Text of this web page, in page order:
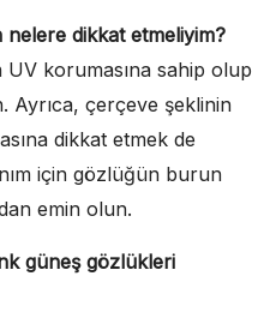
dikkat etmeliyim?
korumasına sahip olup
Ayrıca, çerçeve şeklinin
dikkat etmek de
için gözlüğün burun
emin olun.
güneş gözlükleri